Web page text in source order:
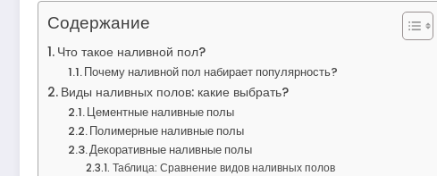
Содержание
Что такое наливной пол?
Почему наливной пол набирает популярность?
Виды наливных полов: какие выбрать?
Цементные наливные полы
Полимерные наливные полы
Декоративные наливные полы
Таблица: Сравнение видов наливных полов